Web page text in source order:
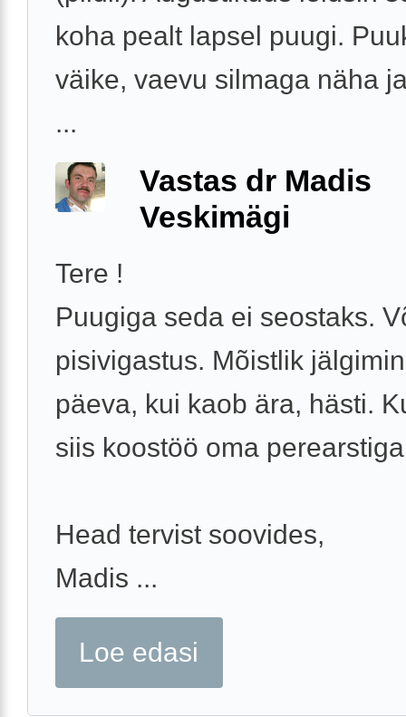
koha pealt lapsel puugi.
väike, vaevu silmaga näha
...
Vastas dr Madis
Veskimägi
Tere !
Puugiga seda ei seostaks.
pisivigastus. Mõistlik
päeva, kui kaob ära, hästi.
siis koostöö oma
Head tervist soovides,
Madis ...
Loe edasi